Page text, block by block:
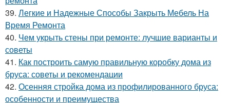
39. Легкие и Надежные Способы Закрыть Мебель На
Время Ремонта
40. Чем укрыть стены при ремонте: лучшие варианты и
советы
41. Как построить самую правильную коробку дома из
бруса: советы и рекомендации
42. Осенняя стройка дома из профилированного бруса:
особенности и преимущества